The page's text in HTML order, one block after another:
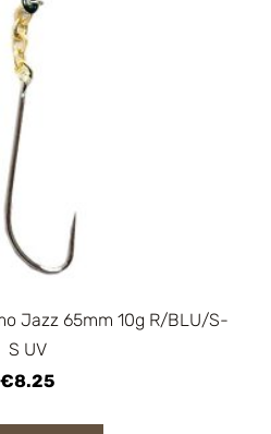
Jazz 65mm 10g R/BLU/S-
S UV
€8.25